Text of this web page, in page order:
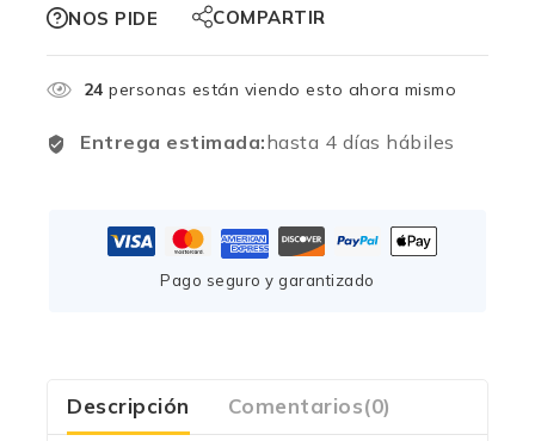
NOS PIDE
COMPARTIR
24 personas están viendo esto ahora mismo
Entrega estimada:hasta 4 días hábiles
Pago seguro y garantizado
Descripción Comentarios(0)